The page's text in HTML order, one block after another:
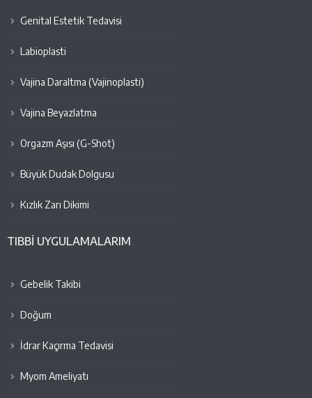
Genital Estetik Tedavisi
Labioplasti
Vajina Daraltma (Vajinoplasti)
Vajina Beyazlatma
Orgazm Aşısı (G-Shot)
Büyük Dudak Dolgusu
Kızlık Zarı Dikimi
TIBBİ UYGULAMALARIM
Gebelik Takibi
Doğum
İdrar Kaçırma Tedavisi
Myom Ameliyatı